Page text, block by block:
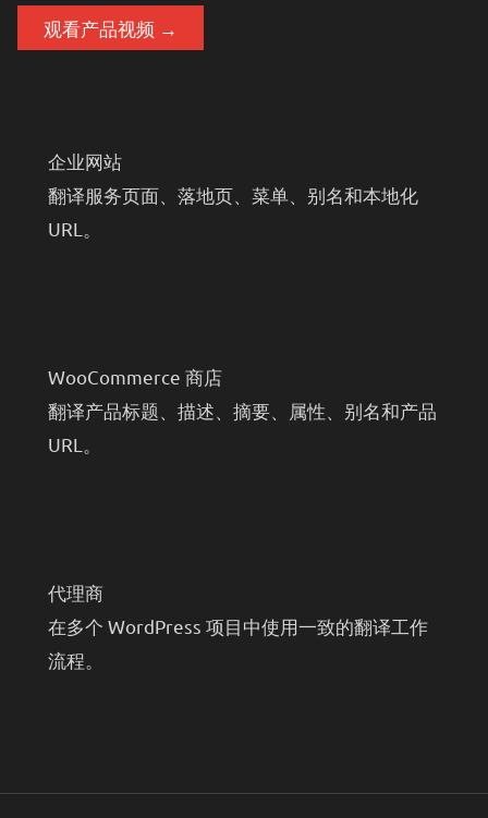
观看产品视频 →
企业网站
翻译服务页面、落地页、菜单、别名和本地化
URL。
WooCommerce 商店
翻译产品标题、描述、摘要、属性、别名和产品
URL。
代理商
在多个 WordPress 项目中使用一致的翻译工作
流程。